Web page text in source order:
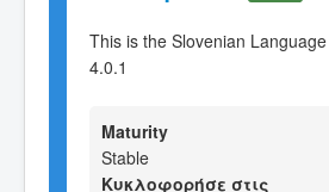
This is the Slovenian
4.0.1
Maturity
Stable
Κυκλοφορήσε στις